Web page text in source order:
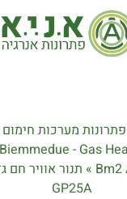
פתרונות מערכות חימום
Bm2
»
GP25A